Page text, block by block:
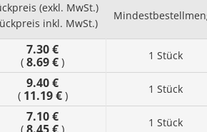
(exkl. MwSt.)
inkl. MwSt.)
7.30 €
( 8.69 € ) 1 Stück
9.40 €
( 11.19 €) 1 Stück
7.10 €
( ) 1 Stück